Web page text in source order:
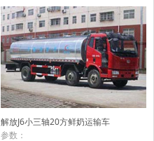
解放J6小三轴20方鲜奶运输车
参数：